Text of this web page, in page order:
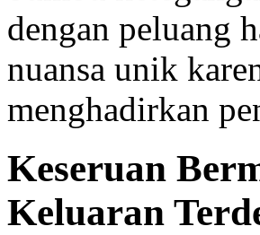
dengan peluang
nuansa unik
menghadirkan
Keseruan
Keluaran